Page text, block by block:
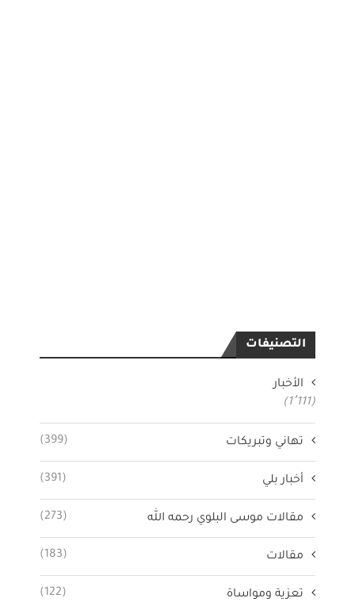
التصنيفات
الأخبار
(1٬111)
تهاني وتبريكات (399)
أخبار بلي (391)
مقالات موسى البلوي رحمه الله (273)
مقالات (183)
تعزية ومواساة (122)